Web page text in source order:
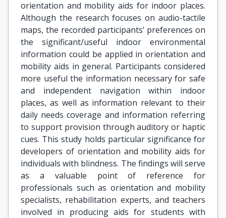
orientation and mobility aids for indoor places.
Although the research focuses on audio-tactile
maps, the recorded participants’ preferences on
the significant/useful indoor environmental
information could be applied in orientation and
mobility aids in general. Participants considered
more useful the information necessary for safe
and independent navigation within indoor
places, as well as information relevant to their
daily needs coverage and information referring
to support provision through auditory or haptic
cues. This study holds particular significance for
developers of orientation and mobility aids for
individuals with blindness. The findings will serve
as a valuable point of reference for
professionals such as orientation and mobility
specialists, rehabilitation experts, and teachers
involved in producing aids for students with